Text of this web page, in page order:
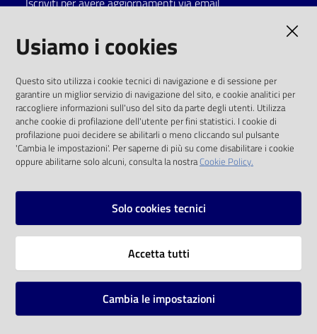
Catalogo
on line
Eventi
Chiedi al
bibliotecario
solo alle condizioni previste dalla direttiva
comunitaria 2003/98/CE e dal d.lgs. 36/2006
SOCIAL
Instagram
Vai alla pagina
Mappa del sito
Usiamo i cookies
Questo sito utilizza i cookie tecnici di navigazione e di sessione per
garantire un miglior servizio di navigazione del sito, e cookie analitici per
raccogliere informazioni sull'uso del sito da parte degli utenti. Utilizza
anche cookie di profilazione dell'utente per fini statistici. I cookie di
profilazione puoi decidere se abilitarli o meno cliccando sul pulsante
'Cambia le impostazioni'. Per saperne di più su come disabilitare i cookie
oppure abilitarne solo alcuni, consulta la nostraCookie Policy.
Solo cookies tecnici
Accetta tutti
Cambia le impostazioni